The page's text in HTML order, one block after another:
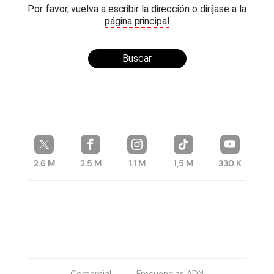
Por favor, vuelva a escribir la dirección o diríjase a la
página principal
Buscar
2.6 M 2.5 M 1.1 M 1,5 M 330 K